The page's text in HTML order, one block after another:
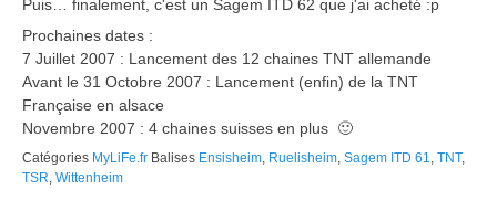
Puis… finalement, c'est un Sagem ITD 62 que j'ai acheté :p
Prochaines dates :
7 Juillet 2007 : Lancement des 12 chaines TNT allemande
Avant le 31 Octobre 2007 : Lancement (enfin) de la TNT
Française en alsace
Novembre 2007 : 4 chaines suisses en plus 🙂
Catégories MyLiFe.fr Balises Ensisheim, Ruelisheim, Sagem ITD 61, TNT,
TSR, Wittenheim